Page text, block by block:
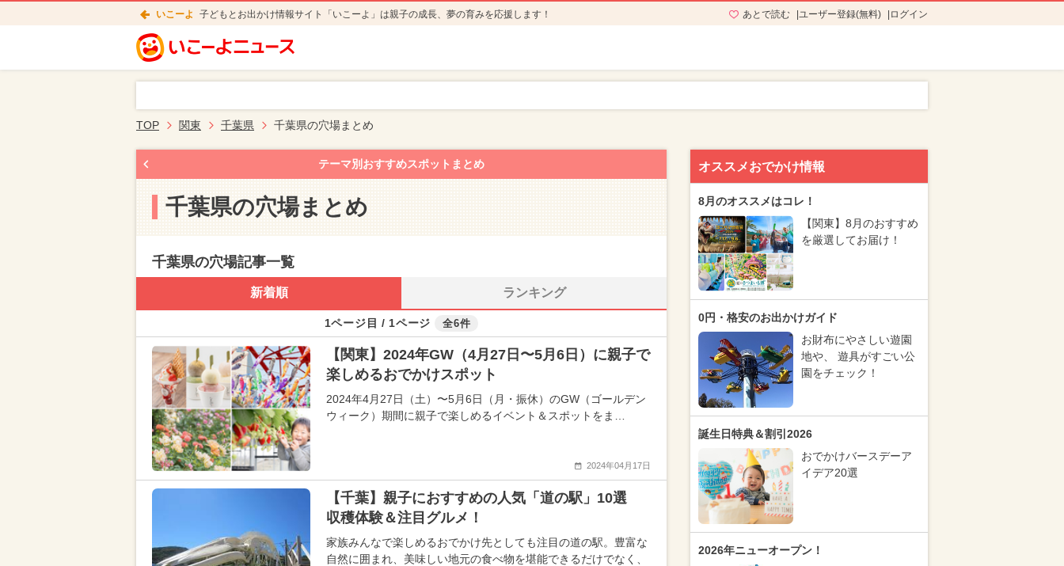
いこーよ 子どもとお出かけ情報サイト「いこーよ」は親子の成長、夢の育みを応援します！ あとで読む ユーザー登録(無料) ログイン
TOP 関東 千葉県 千葉県の穴場まとめ
テーマ別おすすめスポットまとめ
千葉県の穴場まとめ
千葉県の穴場記事一覧
新着順 ランキング
1ページ目 / 1ページ 全6件
【関東】2024年GW（4月27日〜5月6日）に親子で
楽しめるおでかけスポット
2024年4月27日（土）〜5月6日（月・振休）のGW（ゴールデン
ウィーク）期間に親子で楽しめるイベント＆スポットをま…
2024年04月17日
【千葉】親子におすすめの人気「道の駅」10選
収穫体験＆注目グルメ！
家族みんなで楽しめるおでかけ先としても注目の道の駅。豊富な
自然に囲まれ、美味しい地元の食べ物を堪能できるだけでなく、
オススメおでかけ情報
8月のオススメはコレ！
【関東】8月のおすすめ
を厳選してお届け！
0円・格安のお出かけガイド
お財布にやさしい遊園
地や、 遊具がすごい公
園をチェック！
誕生日特典＆割引2026
おでかけバースデーア
イデア20選
2026年ニューオープン！